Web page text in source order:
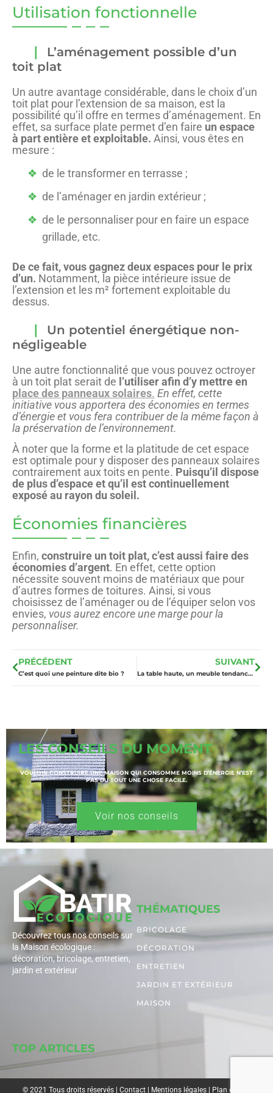
Utilisation fonctionnelle
L’aménagement possible d’un
toit plat
Un autre avantage considérable, dans le choix d’un
toit plat pour l’extension de sa maison, est la
possibilité qu’il offre en termes d’aménagement. En
effet, sa surface plate permet d’en faire un espace
à part entière et exploitable. Ainsi, vous êtes en
mesure :
de le transformer en terrasse ;
de l’aménager en jardin extérieur ;
de le personnaliser pour en faire un espace
grillade, etc.
De ce fait, vous gagnez deux espaces pour le prix
d’un. Notamment, la pièce intérieure issue de
l’extension et les m² fortement exploitable du
dessus.
Un potentiel énergétique non-
négligeable
Une autre fonctionnalité que vous pouvez octroyer
à un toit plat serait de l’utiliser afin d’y mettre en
place des panneaux solaires. En effet, cette
initiative vous apportera des économies en termes
d’énergie et vous fera contribuer de la même façon à
la préservation de l’environnement.
À noter que la forme et la platitude de cet espace
est optimale pour y disposer des panneaux solaires
contrairement aux toits en pente. Puisqu’il dispose
de plus d’espace et qu’il est continuellement
exposé au rayon du soleil.
Économies financières
Enfin, construire un toit plat, c’est aussi faire des
économies d’argent. En effet, cette option
nécessite souvent moins de matériaux que pour
d’autres formes de toitures. Ainsi, si vous
choisissez de l’aménager ou de l’équiper selon vos
envies, vous aurez encore une marge pour la
personnaliser.
PRÉCÉDENT
C’est quoi une peinture dite bio ?
SUIVANT
La table haute, un meuble tendance à avoir chez soi
LES CONSEILS DU MOMENT
VOULOIR CONSTRUIRE UNE MAISON QUI CONSOMME MOINS D’ÉNERGIE N’EST
PAS DU TOUT UNE CHOSE FACILE.
Voir nos conseils
Découvrez tous nos conseils sur
la Maison écologique :
décoration, bricolage, entretien,
jardin et extérieur
THÉMATIQUES
BRICOLAGE
DÉCORATION
ENTRETIEN
JARDIN ET EXTÉRIEUR
MAISON
TOP ARTICLES
© 2021 Tous droits réservés | Contact| Mentions légales| Plan du site